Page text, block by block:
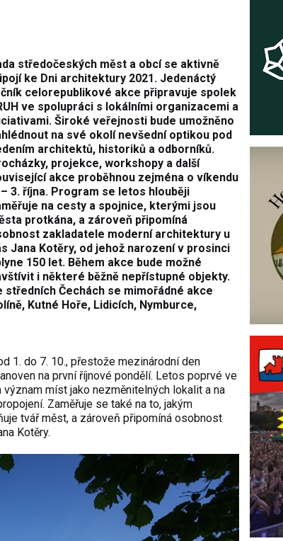
středočeských měst a obcí se aktivně
ke Dni architektury 2021. Jedenáctý
celorepublikové akce připravuje spolek
ve spolupráci s lokálními organizacemi a
Široké veřejnosti bude umožněno
na své okolí nevšední optikou pod
architektů, historiků a odborníků.
projekce, workshopy a další
akce proběhnou zejména o víkendu
– 3. října. Program se letos hlouběji
na cesty a spojnice, kterými jsou
protkána, a zároveň připomíná
zakladatele moderní architektury u
Jana Kotěry, od jehož narození v prosinci
150 let. Během akce bude možné
i některé běžně nepřístupné objekty.
středních Čechách se mimořádné akce
Kutné Hoře, Lidicích, Nymburce,
1. do 7. 10., přestože mezinárodní den
na první říjnové pondělí. Letos poprvé ve
míst jako nezměnitelných lokalit a na
Zaměřuje se také na to, jakým
tvář měst, a zároveň připomíná osobnost
Kotěry.